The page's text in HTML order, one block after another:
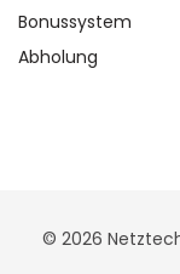
Bonussystem
Abholung
© 2026